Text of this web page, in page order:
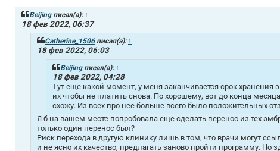
Beijingписал(а): ↑
18 фев 2022, 06:37
Catherine_1506писал(а): ↑
18 фев 2022, 06:03
Beijingписал(а): ↑
18 фев 2022, 04:28
Тут еще какой момент, у меня заканчивается срок хранения
их чтобы не платить снова. По хорошему, вот до конца
схожу. Из всех про нее больше всего было положительных
Я б на вашем месте попробовала еще сделать перенос из тех
только один перенос был?
Риск перехода в другую клинику лишь в том, что врачи могут
и не ясно их качество, предлагать заново пройти программу. Но